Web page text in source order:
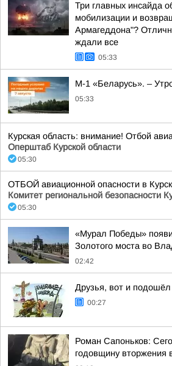
Три главных инсайда
мобилизации и
Армагеддона"?
ждали все
05:33
М-1 «Беларусь». –
05:33
Курская область: внимание! Отбой
Оперштаб Курской области
05:30
ОТБОЙ авиационной опасности в
Комитет региональной безопасности
05:30
«Мурал Победы»
Золотого моста во
02:42
Друзья, вот и подошёл
00:27
Роман Сапоньков:
годовщину вторжения